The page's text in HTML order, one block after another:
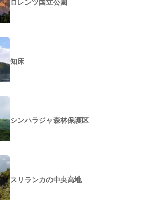
ロレンツ国立公園
知床
シンハラジャ森林保護区
スリランカの中央高地